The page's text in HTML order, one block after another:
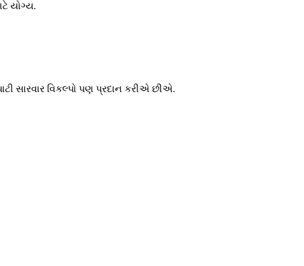
યોગ્ય.
સારવાર વિકલ્પો પણ પ્રદાન કરીએ છીએ.